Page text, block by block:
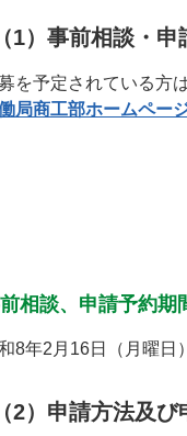
（1）事前相談・申
を予定されている方
局商工部ホームペー
相談、申請予約期
8年2月16日（月曜日
（2）申請方法及